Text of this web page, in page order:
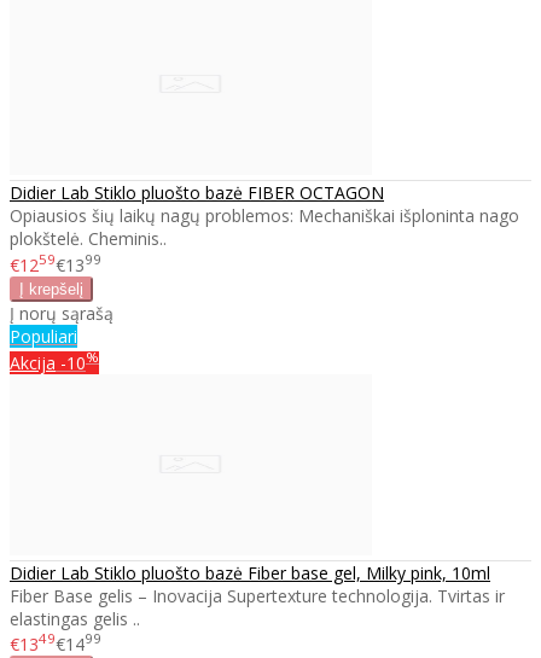
Didier Lab Stiklo pluošto bazė FIBER OCTAGON
Opiausios šių laikų nagų problemos: Mechaniškai išploninta nago
plokštelė. Cheminis..
€1259€1399
Į norų sąrašą
Populiari
Akcija -10%
Didier Lab Stiklo pluošto bazė Fiber base gel, Milky pink, 10ml
Fiber Base gelis – Inovacija Supertexture technologija. Tvirtas ir
elastingas gelis ..
€1349€1499